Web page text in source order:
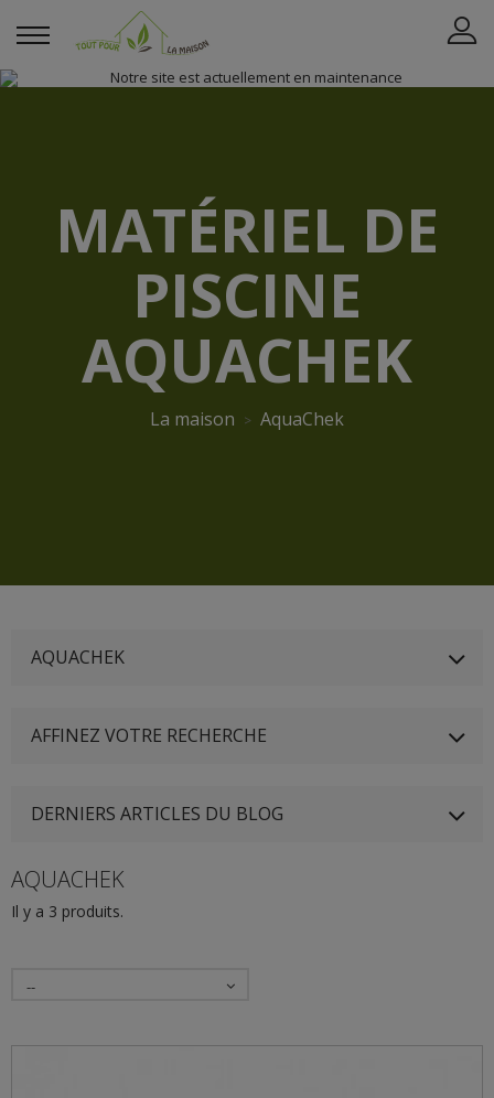
MATÉRIEL DE
PISCINE
AQUACHEK
La maison AquaChek
AQUACHEK
AFFINEZ VOTRE RECHERCHE
DERNIERS ARTICLES DU BLOG
AQUACHEK
Il y a 3 produits.
--